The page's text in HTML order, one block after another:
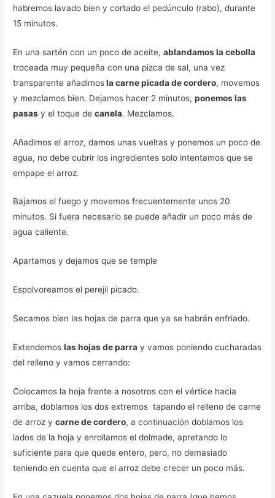
habremos lavado bien y cortado el pedúnculo (rabo), durante
15 minutos.
En una sartén con un poco de aceite,ablandamos la cebolla
troceada muy pequeña con una pizca de sal, una vez
transparente añadimosla carne picada de cordero, movemos
y mezclamos bien. Dejamos hacer 2 minutos,ponemos las
pasas y el toque decanela. Mezclamos.
Añadimos el arroz, damos unas vueltas y ponemos un poco de
agua, no debe cubrir los ingredientes solo intentamos que se
empape el arroz.
Bajamos el fuego y movemos frecuentemente unos 20
minutos. Si fuera necesario se puede añadir un poco más de
agua caliente.
Apartamos y dejamos que se temple
Espolvoreamos el perejil picado.
Secamos bien las hojas de parra que ya se habrán enfriado.
Extendemoslas hojas de parra y vamos poniendo cucharadas
del relleno y vamos cerrando:
Colocamos la hoja frente a nosotros con el vértice hacia
arriba, doblamos los dos extremos tapando el relleno de carne
de arroz ycarne de cordero, a continuación doblamos los
lados de la hoja y enrollamos el dolmade, apretando lo
suficiente para que quede entero, pero, no demasiado
teniendo en cuenta que el arroz debe crecer un poco más.